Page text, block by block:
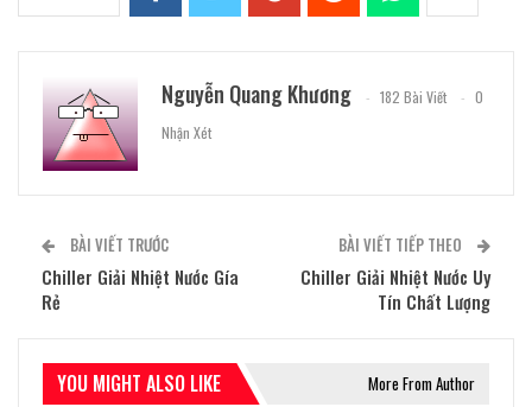
Nguyễn Quang Khương 182 Bài Viết
0
Nhận Xét
BÀI VIẾT TRƯỚC
Chiller Giải Nhiệt Nước Gía
Rẻ
BÀI VIẾT TIẾP THEO
Chiller Giải Nhiệt Nước Uy
Tín Chất Lượng
YOU MIGHT ALSO LIKE More From Author